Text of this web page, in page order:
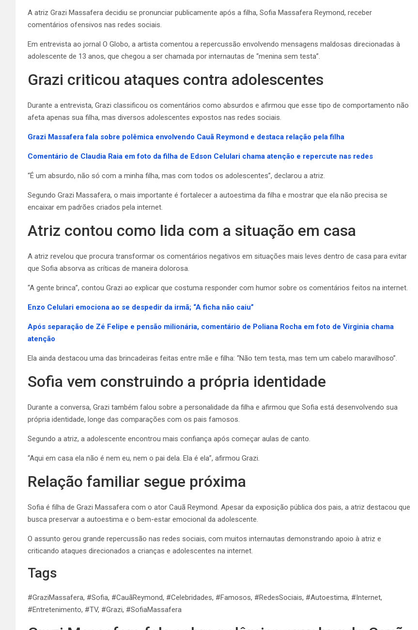
A atriz Grazi Massafera decidiu se pronunciar publicamente após a filha, Sofia Massafera Reymond, receber
comentários ofensivos nas redes sociais.
Em entrevista ao jornal O Globo, a artista comentou a repercussão envolvendo mensagens maldosas direcionadas à
adolescente de 13 anos, que chegou a ser chamada por internautas de “menina sem testa”.
Grazi criticou ataques contra adolescentes
Durante a entrevista, Grazi classificou os comentários como absurdos e afirmou que esse tipo de comportamento não
afeta apenas sua filha, mas diversos adolescentes expostos nas redes sociais.
Grazi Massafera fala sobre polêmica envolvendo Cauã Reymond e destaca relação pela filha
Comentário de Claudia Raia em foto da filha de Edson Celulari chama atenção e repercute nas redes
“É um absurdo, não só com a minha filha, mas com todos os adolescentes”, declarou a atriz.
Segundo Grazi Massafera, o mais importante é fortalecer a autoestima da filha e mostrar que ela não precisa se
encaixar em padrões criados pela internet.
Atriz contou como lida com a situação em casa
A atriz revelou que procura transformar os comentários negativos em situações mais leves dentro de casa para evitar
que Sofia absorva as críticas de maneira dolorosa.
“A gente brinca”, contou Grazi ao explicar que costuma responder com humor sobre os comentários feitos na internet.
Enzo Celulari emociona ao se despedir da irmã; “A ficha não caiu”
Após separação de Zé Felipe e pensão milionária, comentário de Poliana Rocha em foto de Virginia chama
atenção
Ela ainda destacou uma das brincadeiras feitas entre mãe e filha: “Não tem testa, mas tem um cabelo maravilhoso”.
Sofia vem construindo a própria identidade
Durante a conversa, Grazi também falou sobre a personalidade da filha e afirmou que Sofia está desenvolvendo sua
própria identidade, longe das comparações com os pais famosos.
Segundo a atriz, a adolescente encontrou mais confiança após começar aulas de canto.
“Aqui em casa ela não é nem eu, nem o pai dela. Ela é ela”, afirmou Grazi.
Relação familiar segue próxima
Sofia é filha de Grazi Massafera com o ator Cauã Reymond. Apesar da exposição pública dos pais, a atriz destacou que
busca preservar a autoestima e o bem-estar emocional da adolescente.
O assunto gerou grande repercussão nas redes sociais, com muitos internautas demonstrando apoio à atriz e
criticando ataques direcionados a crianças e adolescentes na internet.
Tags
#GraziMassafera, #Sofia, #CauãReymond, #Celebridades, #Famosos, #RedesSociais, #Autoestima, #Internet,
#Entretenimento, #TV, #Grazi, #SofiaMassafera